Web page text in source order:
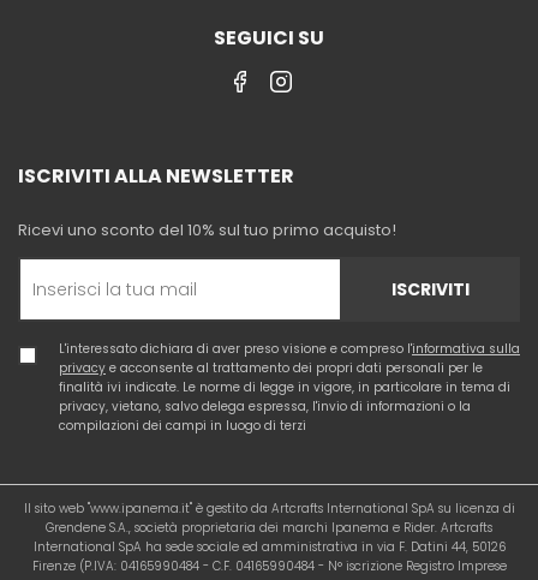
SEGUICI SU
ISCRIVITI ALLA NEWSLETTER
Ricevi uno sconto del 10% sul tuo primo acquisto!
ISCRIVITI
L'interessato dichiara di aver preso visione e compreso l'informativa sulla
privacy e acconsente al trattamento dei propri dati personali per le
finalità ivi indicate. Le norme di legge in vigore, in particolare in tema di
privacy, vietano, salvo delega espressa, l'invio di informazioni o la
compilazioni dei campi in luogo di terzi
Il sito web "www.ipanema.it" è gestito da Artcrafts International SpA su licenza di
Grendene S.A., società proprietaria dei marchi Ipanema e Rider. Artcrafts
International SpA ha sede sociale ed amministrativa in via F. Datini 44, 50126
Firenze (P.IVA: 04165990484 - C.F. 04165990484 - N° iscrizione Registro Imprese